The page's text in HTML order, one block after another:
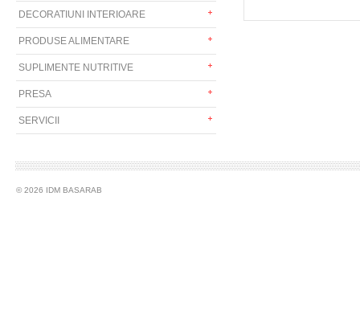
DECORATIUNI INTERIOARE
PRODUSE ALIMENTARE
SUPLIMENTE NUTRITIVE
PRESA
SERVICII
© 2026 IDM BASARAB